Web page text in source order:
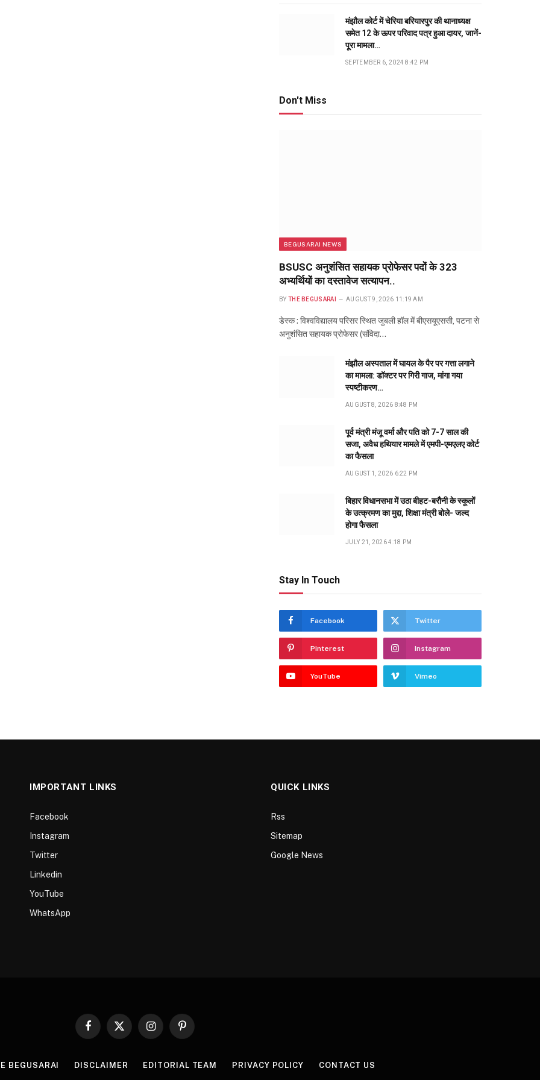
मंझौल कोर्ट में चेरिया बरियारपुर की थानाध्यक्ष
समेत 12 के ऊपर परिवाद पत्र हुआ दायर, जानें-
पूरा मामला…
SEPTEMBER 6, 2024 8:42 PM
Don't Miss
BEGUSARAI NEWS
BSUSC अनुशंसित सहायक प्रोफेसर पदों के 323
अभ्यर्थियों का दस्तावेज सत्यापन..
BY THE BEGUSARAI AUGUST 9, 2026 11:19 AM
डेस्क : विश्वविद्यालय परिसर स्थित जुबली हॉल में बीएसयूएससी, पटना से
अनुशंसित सहायक प्रोफेसर (संविदा…
मंझौल अस्पताल में घायल के पैर पर गत्ता लगाने
का मामला: डॉक्टर पर गिरी गाज, मांगा गया
स्पष्टीकरण…
AUGUST 8, 2026 8:48 PM
पूर्व मंत्री मंजू वर्मा और पति को 7-7 साल की
सजा, अवैध हथियार मामले में एमपी-एमएलए कोर्ट
का फैसला
AUGUST 1, 2026 6:22 PM
बिहार विधानसभा में उठा बीहट-बरौनी के स्कूलों
के उत्क्रमण का मुद्दा, शिक्षा मंत्री बोले- जल्द
होगा फैसला
JULY 21, 2026 4:18 PM
Stay In Touch
Facebook Twitter
Pinterest Instagram
YouTube Vimeo
IMPORTANT LINKS
Facebook
Instagram
Twitter
Linkedin
YouTube
WhatsApp
QUICK LINKS
Rss
Sitemap
Google News
Facebook
X
InstagramPinterest
BEGUSARAI DISCLAIMER EDITORIAL TEAM PRIVACY POLICY CONTACT US